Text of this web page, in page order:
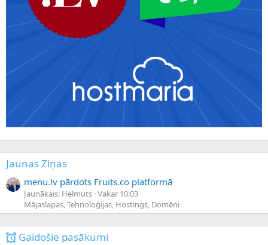
Jaunas Ziņas
menu.lv pārdots Fruits.co platformā
Jaunākais: Helmuts Vakar 10:03
Mājaslapas, Tehnoloģijas, Hostings, Domēni
Gaidošie pasākumi